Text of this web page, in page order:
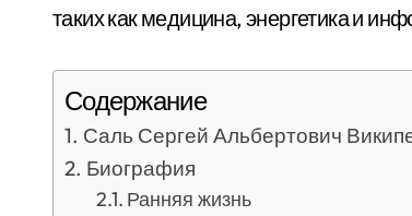
таких как медицина, энергетика и
Содержание
Саль Сергей Альбертович
Биография
Ранняя жизнь